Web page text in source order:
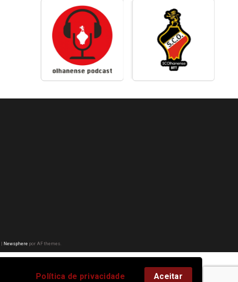
Política de privacidade Aceitar
Newsphere por AF themes.